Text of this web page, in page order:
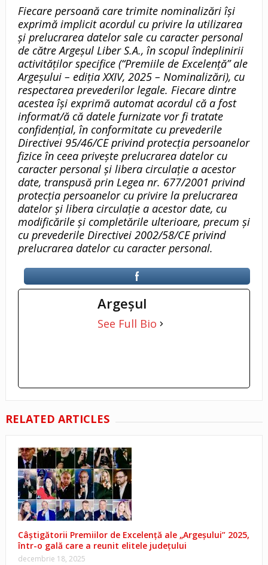
Fiecare persoană care trimite nominalizări își
exprimă implicit acordul cu privire la utilizarea
şi prelucrarea datelor sale cu caracter personal
de către Argeșul Liber S.A., în scopul îndeplinirii
activităţilor specifice (“Premiile de Excelență” ale
Argeșului – ediția XXIV, 2025 – Nominalizări), cu
respectarea prevederilor legale. Fiecare dintre
acestea își exprimă automat acordul că a fost
informat/ă că datele furnizate vor fi tratate
confidenţial, în conformitate cu prevederile
Directivei 95/46/CE privind protecţia persoanelor
fizice în ceea priveşte prelucrarea datelor cu
caracter personal şi libera circulaţie a acestor
date, transpusă prin Legea nr. 677/2001 privind
protecţia persoanelor cu privire la prelucrarea
datelor şi libera circulaţie a acestor date, cu
modificările şi completările ulterioare, precum şi
cu prevederile Directivei 2002/58/CE privind
prelucrarea datelor cu caracter personal.
Argeşul
See Full Bio
RELATED ARTICLES
Câștigătorii Premiilor de Excelență ale „Argeșului” 2025,
într-o gală care a reunit elitele județului
decembrie 18, 2025